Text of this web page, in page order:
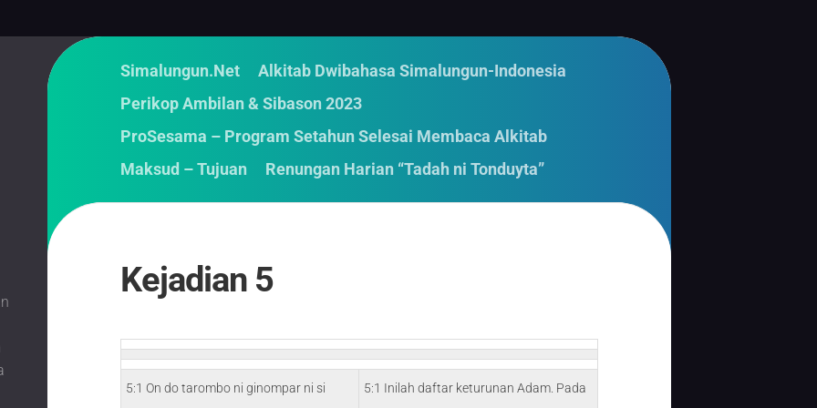
Simalungun.Net
Alkitab Dwibahasa Simalungun-Indonesia
Perikop Ambilan & Sibason 2023
ProSesama – Program Setahun Selesai Membaca Alkitab
Maksud – Tujuan
Renungan Harian “Tadah ni Tonduyta”
Kejadian 5
5:1 On do tarombo ni ginompar ni si
5:1 Inilah daftar keturunan Adam. Pada